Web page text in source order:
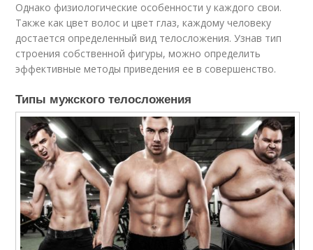
Однако физиологические особенности у каждого свои.
Также как цвет волос и цвет глаз, каждому человеку
достается определенный вид телосложения. Узнав тип
строения собственной фигуры, можно определить
эффективные методы приведения ее в совершенство.
Типы мужского телосложения